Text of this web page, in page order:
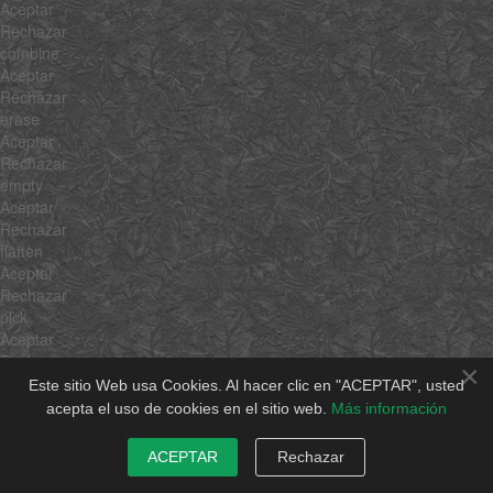
×
Este sitio Web usa Cookies. Al hacer clic en "ACEPTAR", usted
acepta el uso de cookies en el sitio web. Más información
ACEPTAR Rechazar
Aceptar
Rechazar
combine
Aceptar
Rechazar
erase
Aceptar
Rechazar
empty
Aceptar
Rechazar
flatten
Aceptar
Rechazar
pick
Aceptar
Rechazar
hexToRgb
Aceptar